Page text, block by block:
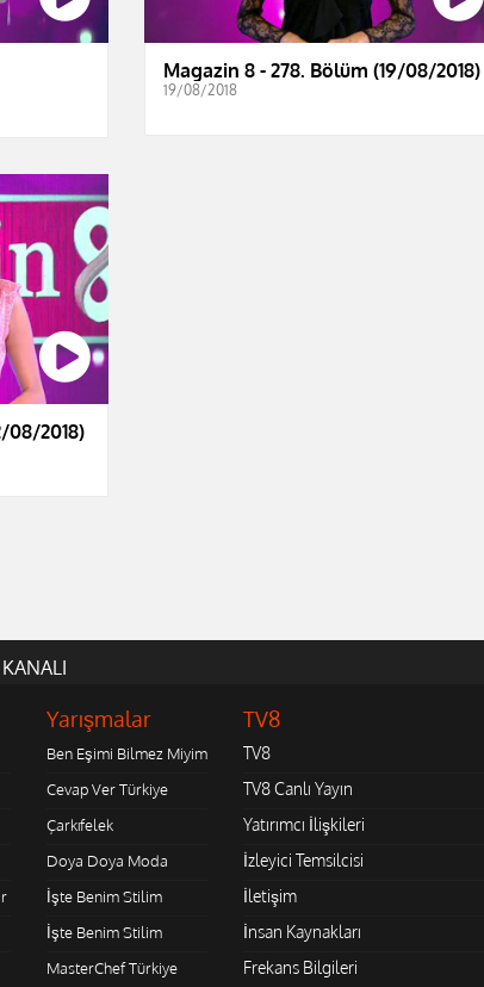
Magazin 8 - 278. Bölüm (19/08/2018)
19/08/2018
08/2018)
Yarışmalar
Ben Eşimi Bilmez Miyim
Cevap Ver Türkiye
Çarkıfelek
Doya Doya Moda
İşte Benim Stilim
İşte Benim Stilim
MasterChef Türkiye
TV8
TV8
TV8 Canlı Yayın
Yatırımcı İlişkileri
İzleyici Temsilcisi
İletişim
İnsan Kaynakları
Frekans Bilgileri